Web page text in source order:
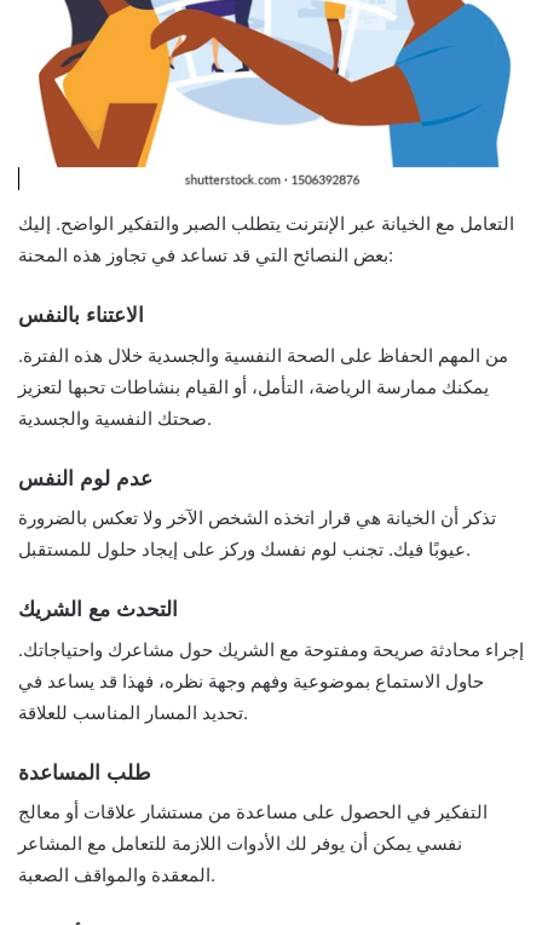
التعامل مع الخيانة عبر الإنترنت يتطلب الصبر والتفكير الواضح. إليك
بعض النصائح التي قد تساعد في تجاوز هذه المحنة:
الاعتناء بالنفس
من المهم الحفاظ على الصحة النفسية والجسدية خلال هذه الفترة.
يمكنك ممارسة الرياضة، التأمل، أو القيام بنشاطات تحبها لتعزيز
صحتك النفسية والجسدية.
عدم لوم النفس
تذكر أن الخيانة هي قرار اتخذه الشخص الآخر ولا تعكس بالضرورة
عيوبًا فيك. تجنب لوم نفسك وركز على إيجاد حلول للمستقبل.
التحدث مع الشريك
إجراء محادثة صريحة ومفتوحة مع الشريك حول مشاعرك واحتياجاتك.
حاول الاستماع بموضوعية وفهم وجهة نظره، فهذا قد يساعد في
تحديد المسار المناسب للعلاقة.
طلب المساعدة
التفكير في الحصول على مساعدة من مستشار علاقات أو معالج
نفسي يمكن أن يوفر لك الأدوات اللازمة للتعامل مع المشاعر
المعقدة والمواقف الصعبة.